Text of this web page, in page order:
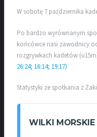
W sobotę 7 października
Po bardzo wyrównanym
końcówce nasi zawodnicy
rozgrywkach kadetów
26:24; 16:14; 19:17)
Statystyki ze spotkania z
WILKI MORSKIE